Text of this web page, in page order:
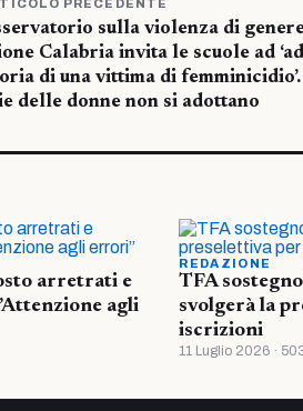
PRECEDENTE
sulla violenza di
Calabria invita le scuole ad
di una vittima di
delle donne non si adottano
arretrati e
agli
REDAZIONE
TFA
svolgerà la
iscrizioni
11 Luglio 2026 ·